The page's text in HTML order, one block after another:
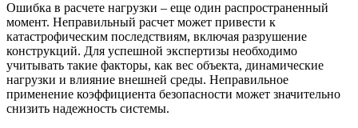
Ошибка в расчете нагрузки – еще один распространенный
момент. Неправильный расчет может привести к
катастрофическим последствиям, включая разрушение
конструкций. Для успешной экспертизы необходимо
учитывать такие факторы, как вес объекта, динамические
нагрузки и влияние внешней среды. Неправильное
применение коэффициента безопасности может значительно
снизить надежность системы.